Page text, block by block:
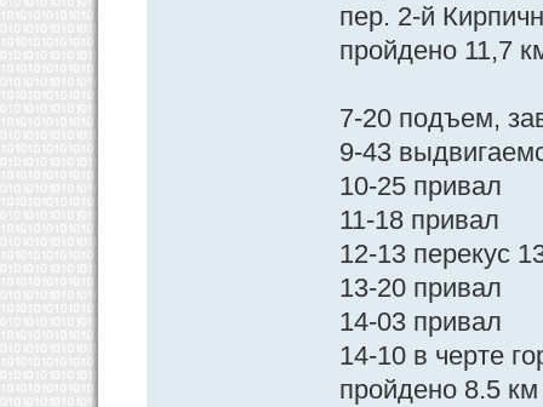
пер. 2-й
пройдено 11,7
7-20 подъем,
9-43
10-25 привал
11-18 привал
12-13 перекус
13-20 привал
14-03 привал
14-10 в черте
пройдено 8.5 км